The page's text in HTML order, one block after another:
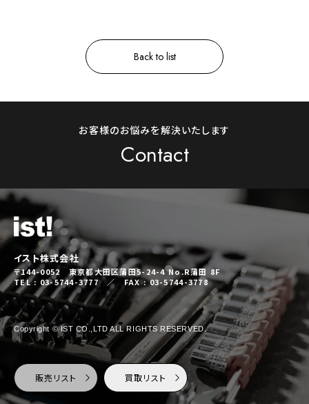
Back to list
お客様のお悩みを解決いたします
Contact
イスト株式会社
〒144-0052 東京都大田区蒲田5-24-4 No.R蒲田 8F
TEL : 03-5744-3777 ／ FAX : 03-5744-3778
Copyright © IST CO.,LTD ALL RIGHTS RESERVED.
販売リスト 買取リスト